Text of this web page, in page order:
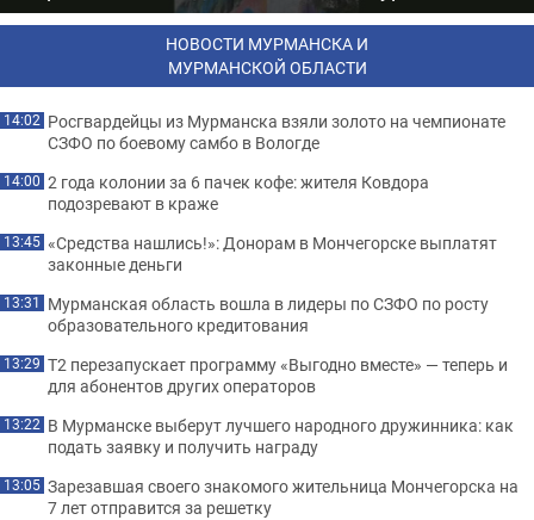
НОВОСТИ МУРМАНСКА И
МУРМАНСКОЙ ОБЛАСТИ
14:02 Росгвардейцы из Мурманска взяли золото на чемпионате
СЗФО по боевому самбо в Вологде
14:00 2 года колонии за 6 пачек кофе: жителя Ковдора
подозревают в краже
13:45 «Средства нашлись!»: Донорам в Мончегорске выплатят
законные деньги
13:31 Мурманская область вошла в лидеры по СЗФО по росту
образовательного кредитования
13:29 Т2 перезапускает программу «Выгодно вместе» — теперь и
для абонентов других операторов
13:22 В Мурманске выберут лучшего народного дружинника: как
подать заявку и получить награду
13:05 Зарезавшая своего знакомого жительница Мончегорска на
7 лет отправится за решетку